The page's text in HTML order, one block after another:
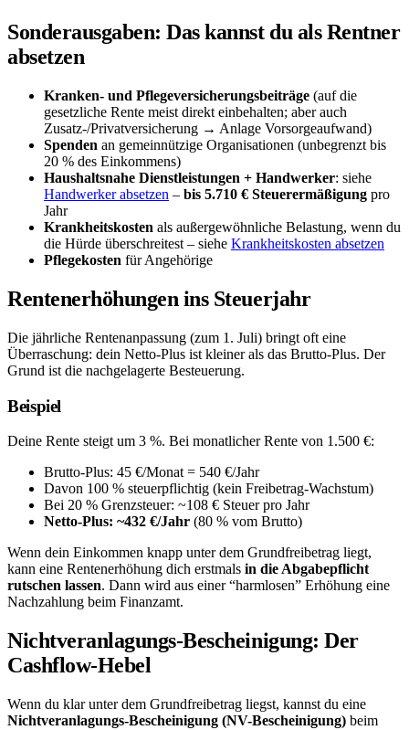
Sonderausgaben: Das kannst du als Rentner
absetzen
Kranken- und Pflegeversicherungsbeiträge (auf die
gesetzliche Rente meist direkt einbehalten; aber auch
Zusatz-/Privatversicherung → Anlage Vorsorgeaufwand)
Spenden an gemeinnützige Organisationen (unbegrenzt bis
20 % des Einkommens)
Haushaltsnahe Dienstleistungen + Handwerker: siehe
Handwerker absetzen – bis 5.710 € Steuerermäßigung pro
Jahr
Krankheitskosten als außergewöhnliche Belastung, wenn du
die Hürde überschreitest – siehe Krankheitskosten absetzen
Pflegekosten für Angehörige
Rentenerhöhungen ins Steuerjahr
Die jährliche Rentenanpassung (zum 1. Juli) bringt oft eine
Überraschung: dein Netto-Plus ist kleiner als das Brutto-Plus. Der
Grund ist die nachgelagerte Besteuerung.
Beispiel
Deine Rente steigt um 3 %. Bei monatlicher Rente von 1.500 €:
Brutto-Plus: 45 €/Monat = 540 €/Jahr
Davon 100 % steuerpflichtig (kein Freibetrag-Wachstum)
Bei 20 % Grenzsteuer: ~108 € Steuer pro Jahr
Netto-Plus: ~432 €/Jahr (80 % vom Brutto)
Wenn dein Einkommen knapp unter dem Grundfreibetrag liegt,
kann eine Rentenerhöhung dich erstmals in die Abgabepflicht
rutschen lassen. Dann wird aus einer “harmlosen” Erhöhung eine
Nachzahlung beim Finanzamt.
Nichtveranlagungs-Bescheinigung: Der
Cashflow-Hebel
Wenn du klar unter dem Grundfreibetrag liegst, kannst du eine
Nichtveranlagungs-Bescheinigung (NV-Bescheinigung) beim